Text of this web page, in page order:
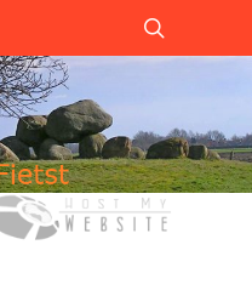
search